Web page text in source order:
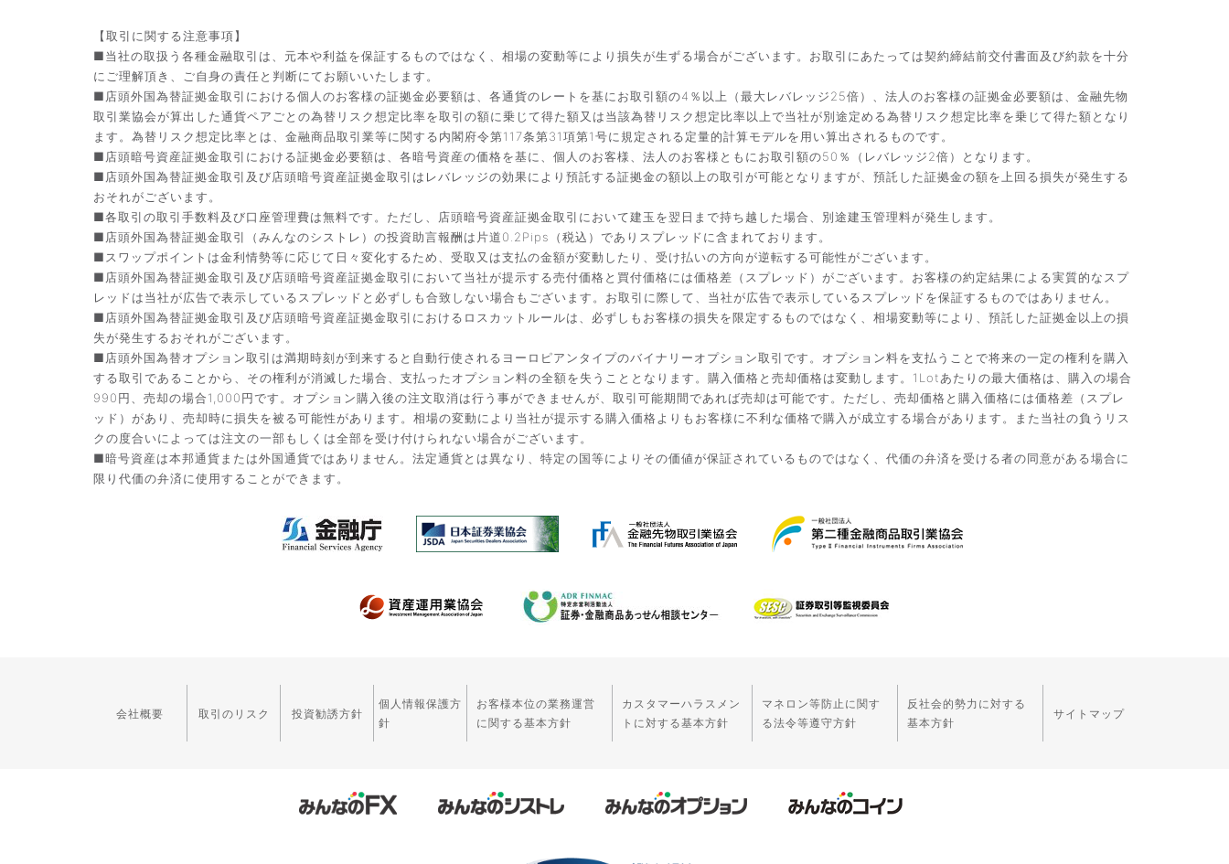
【取引に関する注意事項】
■当社の取扱う各種金融取引は、元本や利益を保証するものではなく、相場の変動等により損失が生ずる場合がございます。お取引にあたっては契約締結前交付書面及び約款を十分
にご理解頂き、ご自身の責任と判断にてお願いいたします。
■店頭外国為替証拠金取引における個人のお客様の証拠金必要額は、各通貨のレートを基にお取引額の4％以上（最大レバレッジ25倍）、法人のお客様の証拠金必要額は、金融先物
取引業協会が算出した通貨ペアごとの為替リスク想定比率を取引の額に乗じて得た額又は当該為替リスク想定比率以上で当社が別途定める為替リスク想定比率を乗じて得た額となり
ます。為替リスク想定比率とは、金融商品取引業等に関する内閣府令第117条第31項第1号に規定される定量的計算モデルを用い算出されるものです。
■店頭暗号資産証拠金取引における証拠金必要額は、各暗号資産の価格を基に、個人のお客様、法人のお客様ともにお取引額の50％（レバレッジ2倍）となります。
■店頭外国為替証拠金取引及び店頭暗号資産証拠金取引はレバレッジの効果により預託する証拠金の額以上の取引が可能となりますが、預託した証拠金の額を上回る損失が発生する
おそれがございます。
■各取引の取引手数料及び口座管理費は無料です。ただし、店頭暗号資産証拠金取引において建玉を翌日まで持ち越した場合、別途建玉管理料が発生します。
■店頭外国為替証拠金取引（みんなのシストレ）の投資助言報酬は片道0.2Pips（税込）でありスプレッドに含まれております。
■スワップポイントは金利情勢等に応じて日々変化するため、受取又は支払の金額が変動したり、受け払いの方向が逆転する可能性がございます。
■店頭外国為替証拠金取引及び店頭暗号資産証拠金取引において当社が提示する売付価格と買付価格には価格差（スプレッド）がございます。お客様の約定結果による実質的なスプ
レッドは当社が広告で表示しているスプレッドと必ずしも合致しない場合もございます。お取引に際して、当社が広告で表示しているスプレッドを保証するものではありません。
■店頭外国為替証拠金取引及び店頭暗号資産証拠金取引におけるロスカットルールは、必ずしもお客様の損失を限定するものではなく、相場変動等により、預託した証拠金以上の損
失が発生するおそれがございます。
■店頭外国為替オプション取引は満期時刻が到来すると自動行使されるヨーロピアンタイプのバイナリーオプション取引です。オプション料を支払うことで将来の一定の権利を購入
する取引であることから、その権利が消滅した場合、支払ったオプション料の全額を失うこととなります。購入価格と売却価格は変動します。1Lotあたりの最大価格は、購入の場合
990円、売却の場合1,000円です。オプション購入後の注文取消は行う事ができませんが、取引可能期間であれば売却は可能です。ただし、売却価格と購入価格には価格差（スプレ
ッド）があり、売却時に損失を被る可能性があります。相場の変動により当社が提示する購入価格よりもお客様に不利な価格で購入が成立する場合があります。また当社の負うリス
クの度合いによっては注文の一部もしくは全部を受け付けられない場合がございます。
■暗号資産は本邦通貨または外国通貨ではありません。法定通貨とは異なり、特定の国等によりその価値が保証されているものではなく、代価の弁済を受ける者の同意がある場合に
限り代価の弁済に使用することができます。
会社概要 取引のリスク 投資勧誘方針
個人情報保護方
針
お客様本位の業務運営
に関する基本方針
カスタマーハラスメン
トに対する基本方針
マネロン等防止に関す
る法令等遵守方針
反社会的勢力に対する
基本方針
サイトマップ